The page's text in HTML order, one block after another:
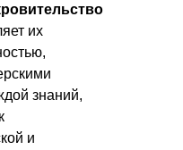
их
знаний,
и